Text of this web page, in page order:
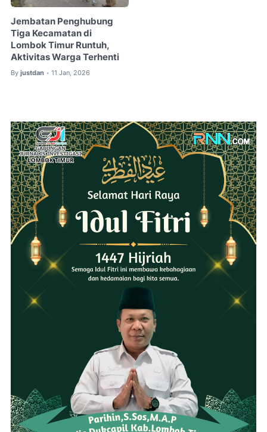
Jembatan Penghubung
Tiga Kecamatan di
Lombok Timur Runtuh,
Aktivitas Warga Terhenti
By justdan • 11 Jan, 2026